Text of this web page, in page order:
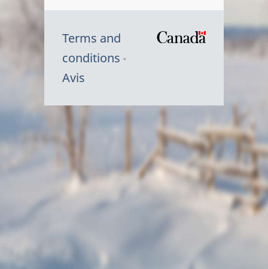
Terms and
conditions
Avis
Symbole
Canada